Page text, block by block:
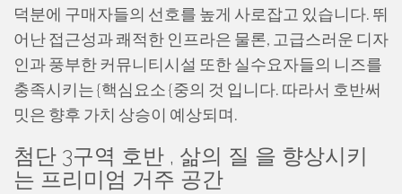
덕분에 구매자들의 선호를 높게 사로잡고 있습니다. 뛰
어난 접근성과 쾌적한 인프라은 물론, 고급스러운 디자
인과 풍부한 커뮤니티시설 또한 실수요자들의 니즈를
충족시키는 {핵심요소 {중의 것 입니다. 따라서 호반써
밋은 향후 가치 상승이 예상되며.
첨단 3구역 호반 , 삶의 질 을 향상시키
는 프리미엄 거주 공간